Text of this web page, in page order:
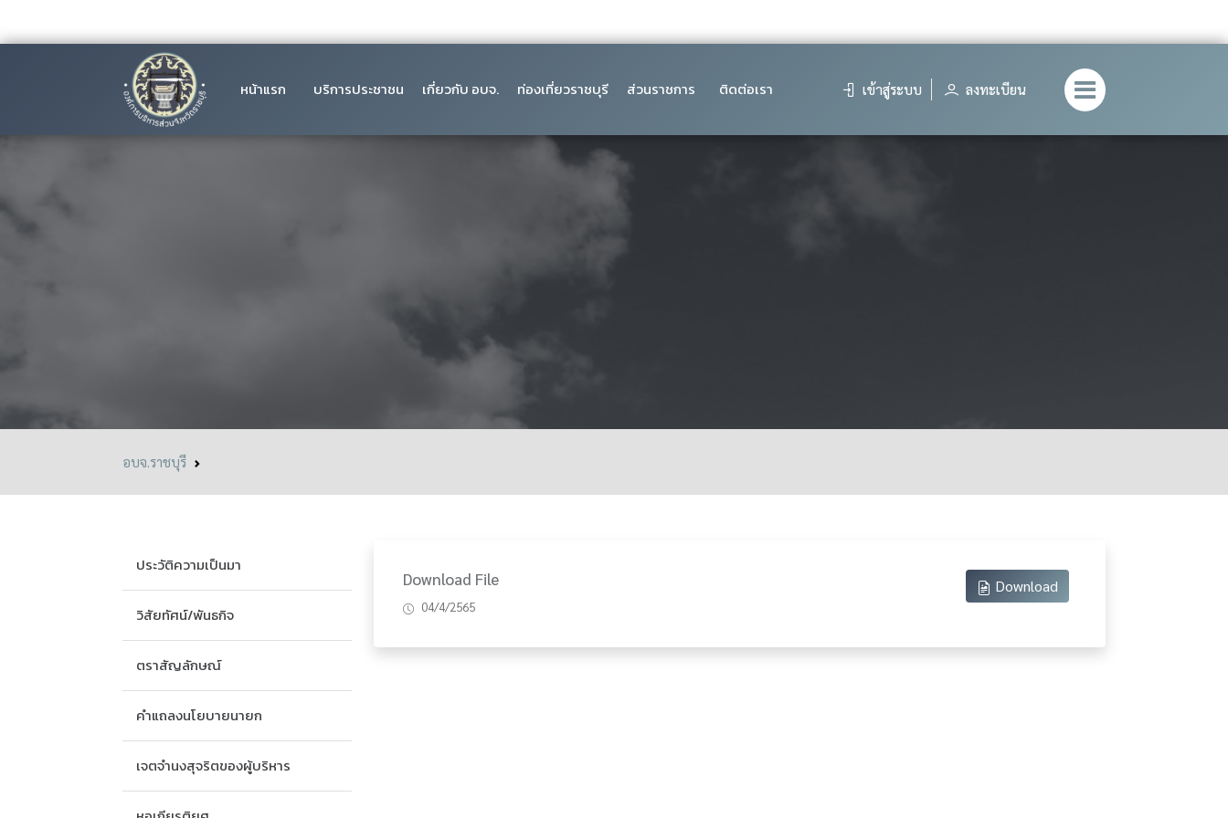
หน้าแรก บริการประชาชน เกี่ยวกับ อบจ. ท่องเที่ยวราชบุรี ส่วนราชการ ติดต่อเรา เข้าสู่ระบบ ลงทะเบียน
อบจ.ราชบุรี
ประวัติความเป็นมา
วิสัยทัศน์/พันธกิจ
ตราสัญลักษณ์
คำแถลงนโยบายนายก
เจตจำนงสุจริตของผู้บริหาร
Download File
04/4/2565
Download